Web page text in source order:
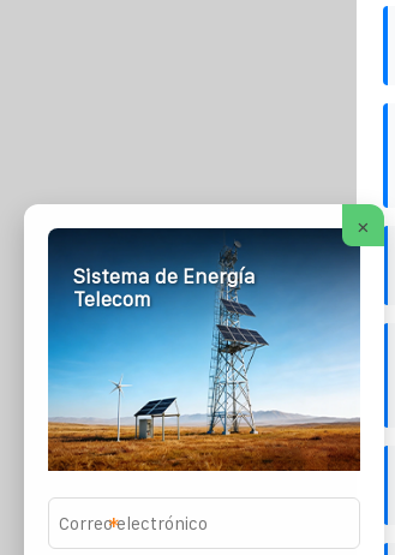
×
Sistema de Energía
Telecom
*